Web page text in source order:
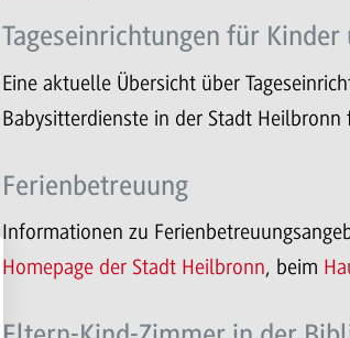
Tageseinrichtungen für Kinder
Eine aktuelle Übersicht über
Babysitterdienste in der Stadt
Ferienbetreuung
Informationen zu
Homepage der Stadt Heilbronn, beim